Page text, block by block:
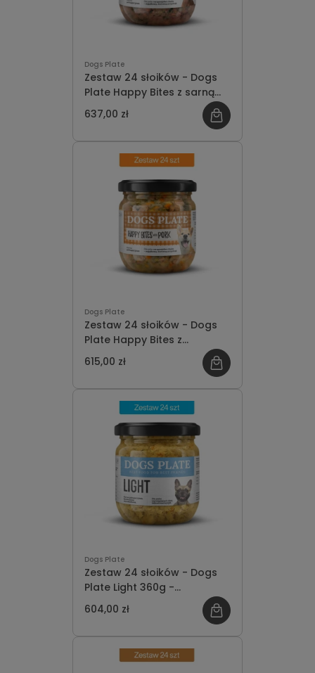
Dogs Plate
Zestaw 24 słoików - Dogs
Plate Happy Bites z sarną
380g - oszczędzasz 71 PLN
637,00 zł
Dogs Plate
Zestaw 24 słoików - Dogs
Plate Happy Bites z
wieprzowiną 380g -
oszczędzasz 69 PLN
615,00 zł
Dogs Plate
Zestaw 24 słoików - Dogs
Plate Light 360g -
oszczędzasz 68 PLN
604,00 zł